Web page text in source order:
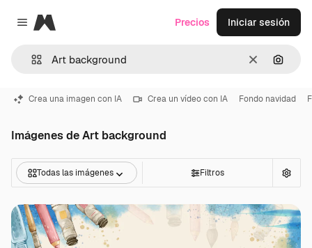
Close menu
Magnific
Borrar
Precios Iniciar sesión
Crea una imagen con IA Crea un vídeo con IA Fondo navidad
Imágenes de Art background
Todas las imágenes Filtros